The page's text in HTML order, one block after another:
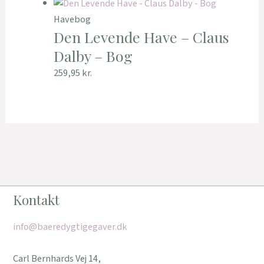
Havebog
Den Levende Have – Claus
Dalby – Bog
259,95 kr.
Kontakt
info@baeredygtigegaver.dk
Carl Bernhards Vej 14,